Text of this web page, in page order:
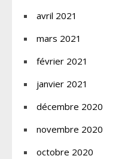
avril 2021
mars 2021
février 2021
janvier 2021
décembre 2020
novembre 2020
octobre 2020